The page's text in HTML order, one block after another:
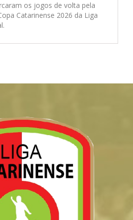
os jogos de volta pela
Catarinense 2026 da Liga